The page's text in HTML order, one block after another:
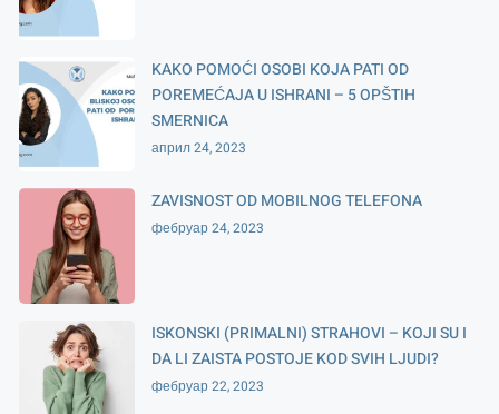
KAKO POMOĆI OSOBI KOJA PATI OD
POREMEĆAJA U ISHRANI – 5 OPŠTIH
SMERNICA
април 24, 2023
ZAVISNOST OD MOBILNOG TELEFONA
фебруар 24, 2023
ISKONSKI (PRIMALNI) STRAHOVI – KOJI SU I
DA LI ZAISTA POSTOJE KOD SVIH LJUDI?
фебруар 22, 2023